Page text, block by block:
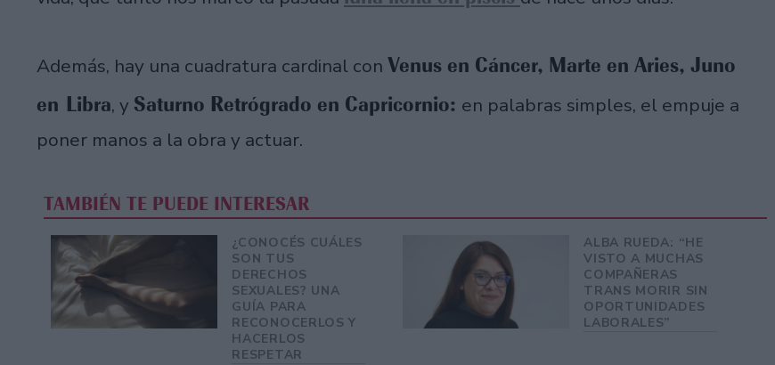
Además, hay una cuadratura cardinal con Venus en Cáncer, Marte en Aries, Juno
en Libra, y Saturno Retrógrado en Capricornio: en palabras simples, el empuje a
poner manos a la obra y actuar.
TAMBIÉN TE PUEDE INTERESAR
¿CONOCÉS CUÁLES
SON TUS
DERECHOS
SEXUALES? UNA
GUÍA PARA
RECONOCERLOS Y
HACERLOS
RESPETAR
ALBA RUEDA: “HE
VISTO A MUCHAS
COMPAÑERAS
TRANS MORIR SIN
OPORTUNIDADES
LABORALES”